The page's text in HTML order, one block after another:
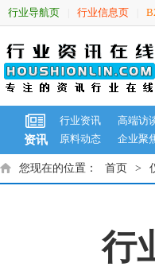
行业导航页 行业信息页
资讯
行业资讯
高端访
原料动态
企业聚
您现在的位置： 首页 >
行